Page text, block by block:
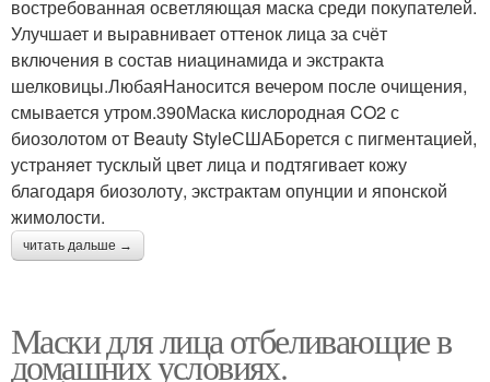
востребованная осветляющая маска среди покупателей.
Улучшает и выравнивает оттенок лица за счёт
включения в состав ниацинамида и экстракта
шелковицы.ЛюбаяНаносится вечером после очищения,
смывается утром.390Маска кислородная CO2 с
биозолотом от Beauty StyleСШАБорется с пигментацией,
устраняет тусклый цвет лица и подтягивает кожу
благодаря биозолоту, экстрактам опунции и японской
жимолости.
читать дальше →
Маски для лица отбеливающие в
домашних условиях.